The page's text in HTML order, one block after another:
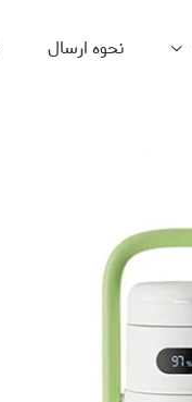
نحوه ارسال